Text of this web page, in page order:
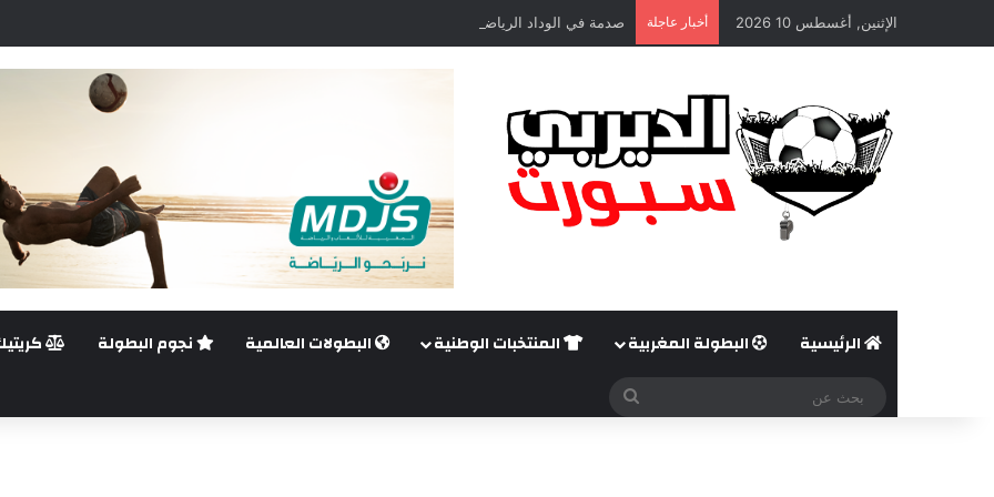
الإثنين, أغسطس 10 2026 أخبار عاجلة صدمة في الوداد الرياضي.. غيليرمي فيريرا يقترب من الجراحة بعد قطع في الرباط الصليبي
الرئيسية البطولة المغربية المنتخبات الوطنية البطولات العالمية نجوم البطولة